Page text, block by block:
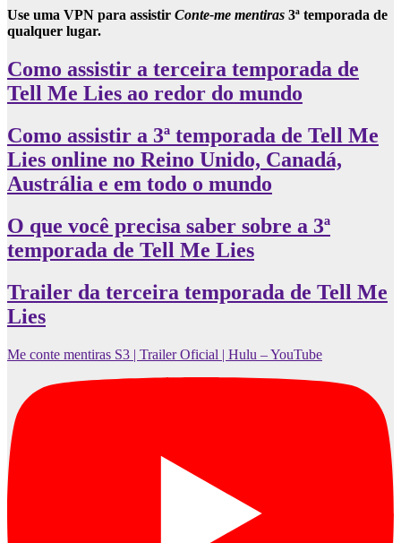
Use uma VPN para assistir Conte-me mentiras 3ª temporada de
qualquer lugar.
Como assistir a terceira temporada de
Tell Me Lies ao redor do mundo
Como assistir a 3ª temporada de Tell Me
Lies online no Reino Unido, Canadá,
Austrália e em todo o mundo
O que você precisa saber sobre a 3ª
temporada de Tell Me Lies
Trailer da terceira temporada de Tell Me
Lies
Me conte mentiras S3 | Trailer Oficial | Hulu – YouTube